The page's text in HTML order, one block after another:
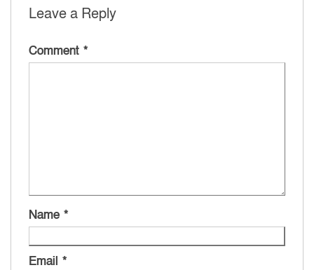
Leave a Reply
Comment *
Name *
Email *